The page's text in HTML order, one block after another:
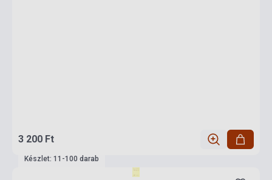
3 200 Ft
Készlet: 11-100 darab